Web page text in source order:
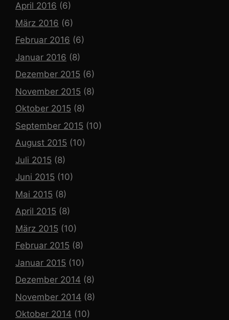
April 2016 (6)
März 2016 (6)
Februar 2016 (6)
Januar 2016 (8)
Dezember 2015 (6)
November 2015 (8)
Oktober 2015 (8)
September 2015 (10)
August 2015 (10)
Juli 2015 (8)
Juni 2015 (10)
Mai 2015 (8)
April 2015 (8)
März 2015 (10)
Februar 2015 (8)
Januar 2015 (10)
Dezember 2014 (8)
November 2014 (8)
Oktober 2014 (10)